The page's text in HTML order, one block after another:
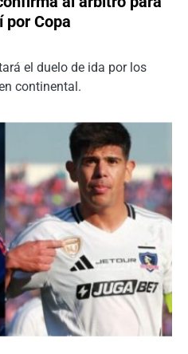
por Copa
el duelo de ida por los
continental.